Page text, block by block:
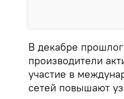
В декабре
производители
участие в
сетей повышают